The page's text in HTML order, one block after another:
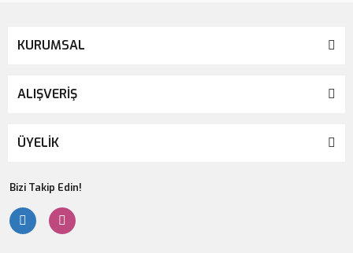
KURUMSAL
ALIŞVERİŞ
ÜYELİK
Bizi Takip Edin!